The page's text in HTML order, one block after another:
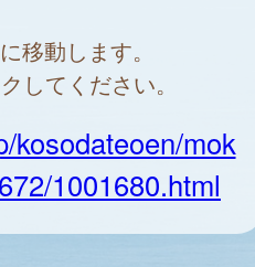
移動します。
してください。
kosodateoen/mok
1001680.html